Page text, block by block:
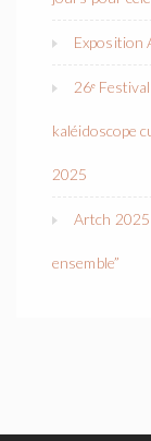
Exposition
26ᵉ
kaléidoscope
2025
Artch 2025
ensemble”